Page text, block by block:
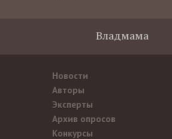
Владмама
Новости
Авторы
Эксперты
Архив опросов
Конкурсы